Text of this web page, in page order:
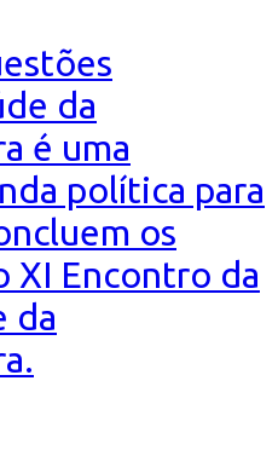
da
é uma
política para
os
XI Encontro da
da